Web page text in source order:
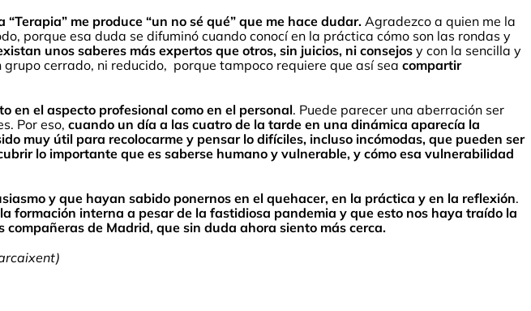
me produce “un no sé qué” que me hace dudar. Agradezco a quien me la
porque esa duda se difuminó cuando conocí en la práctica cómo son las rondas y
unos saberes más expertos que otros, sin juicios, ni consejos y con la sencilla y
cerrado, ni reducido, porque tampoco requiere que así sea compartir
en el aspecto profesional como en el personal. Puede parecer una aberración ser
Por eso, cuando un día a las cuatro de la tarde en una dinámica aparecía la
muy útil para recolocarme y pensar lo difíciles, incluso incómodas, que pueden ser
lo importante que es saberse humano y vulnerable, y cómo esa vulnerabilidad
y que hayan sabido ponernos en el quehacer, en la práctica y en la reflexión.
formación interna a pesar de la fastidiosa pandemia y que esto nos haya traído la
de Madrid, que sin duda ahora siento más cerca.